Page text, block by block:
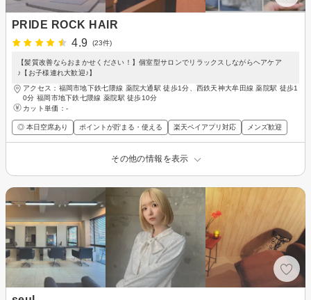
PRIDE ROCK HAIR
4.9
(23件)
【髪質改善ならおまかせください！】個室型サロンでリラックスしながらヘアケア
♪【お子様連れ大歓迎♪】
アクセス：福岡市地下鉄七隈線 薬院大通駅 徒歩1分、西鉄天神大牟田線 薬院駅 徒歩1
0分 福岡市地下鉄七隈線 薬院駅 徒歩10分
カット単価： -
◎ 本日空席あり ポイントが貯まる・使える 楽天ペイアプリ対応 メンズ歓迎
その他の情報を表示